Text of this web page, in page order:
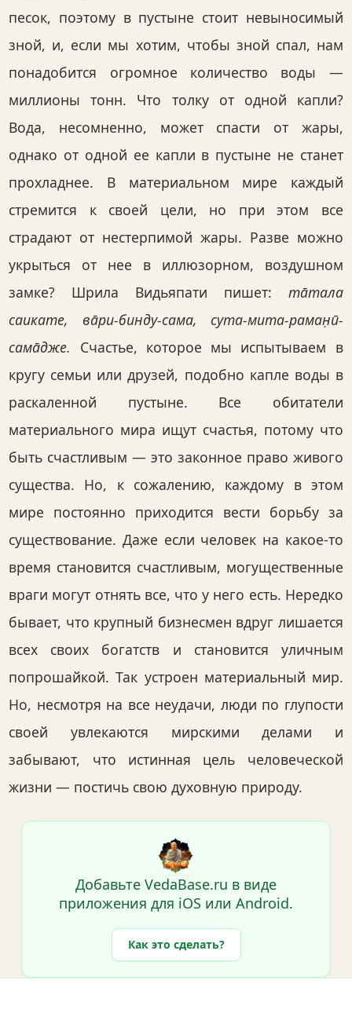
песок, поэтому в пустыне стоит невыносимый
зной, и, если мы хотим, чтобы зной спал, нам
понадобится огромное количество воды —
миллионы тонн. Что толку от одной капли?
Вода, несомненно, может спасти от жары,
однако от одной ее капли в пустыне не станет
прохладнее. В материальном мире каждый
стремится к своей цели, но при этом все
страдают от нестерпимой жары. Разве можно
укрыться от нее в иллюзорном, воздушном
замке? Шрила Видьяпати пишет: та̄тала
саикате, ва̄ри-бинду-сама, сута-мита-раман̣ӣ-
сама̄дже. Счастье, которое мы испытываем в
кругу семьи или друзей, подобно капле воды в
раскаленной пустыне. Все обитатели
материального мира ищут счастья, потому что
быть счастливым — это законное право живого
существа. Но, к сожалению, каждому в этом
мире постоянно приходится вести борьбу за
существование. Даже если человек на какое-то
время становится счастливым, могущественные
враги могут отнять все, что у него есть. Нередко
бывает, что крупный бизнесмен вдруг лишается
всех своих богатств и становится уличным
попрошайкой. Так устроен материальный мир.
Но, несмотря на все неудачи, люди по глупости
своей увлекаются мирскими делами и
забывают, что истинная цель человеческой
жизни — постичь свою духовную природу.
Добавьте VedaBase.ru в виде
приложения для iOS или Android.
Как это сделать?